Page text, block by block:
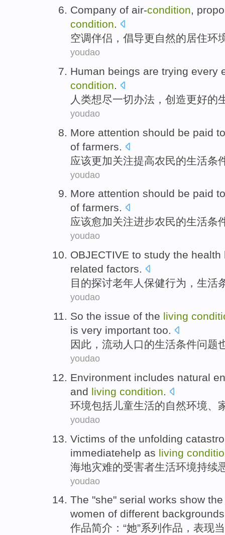
Company of air-condition,
condition.
空调伴侣 ， 倡导更自然的居住环
youdao
Human beings are trying every
condition.
人类想尽一切办法， 创造更好的
youdao
More attention should be paid
of farmers
应该更加关注提高农民的生活条
youdao
More attention should be paid
of farmers.
应该愈加关注进步农民的生活条
youdao
OBJECTIVE to study the health
related factors.
目的探讨老年人 保健行为 ， 生活
youdao
So the issue of the living
is very important too.
因此 ， 流动 人口的生活条件问题
youdao
Environment includes natural
and living condition.
环境包括儿童生活的自然环境、
youdao
Victims of the unfolding
immediatehelp as living
海地灾难的受害者生活环境持续
youdao
The "she" serial works show
women of different backgrounds
作品简介：“她”系列 作品， 表现